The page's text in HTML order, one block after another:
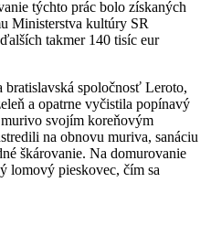
týchto prác bolo získaných
Ministerstva kultúry SR
takmer 140 tisíc eur
bratislavská spoločnosť Leroto,
a opatrne vyčistila popínavý
svojím koreňovým
na obnovu muriva, sanáciu
škárovanie. Na domurovanie
lomový pieskovec, čím sa